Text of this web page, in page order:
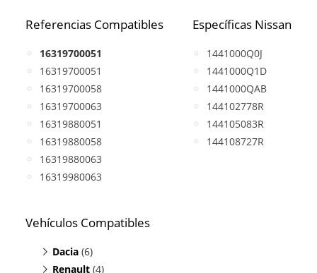
Referencias Compatibles
16319700051
16319700051
16319700058
16319700063
16319880051
16319880058
16319880063
16319980063
Específicas Nissan
1441000Q0J
1441000Q1D
1441000QAB
144102778R
144105083R
144108727R
Vehículos Compatibles
Dacia (6)
Duster 1.0
Renault (4)